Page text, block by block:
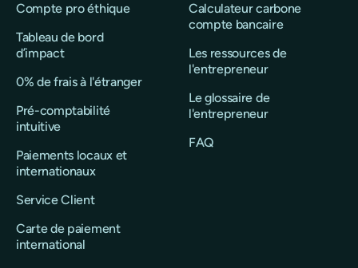
Compte pro éthique
Tableau de bord
d’impact
0% de frais à l'étranger
Pré-comptabilité
intuitive
Paiements locaux et
internationaux
Service Client
Carte de paiement
international
Calculateur carbone
compte bancaire
Les ressources de
l'entrepreneur
Le glossaire de
l'entrepreneur
FAQ